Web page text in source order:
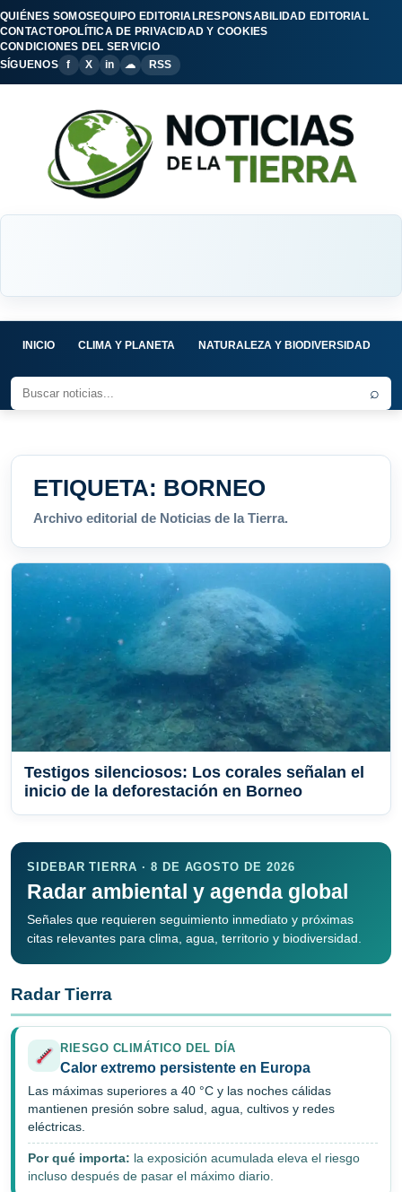
QUIÉNES SOMOSEQUIPO EDITORIALRESPONSABILIDAD EDITORIAL
CONTACTOPOLÍTICA DE PRIVACIDAD Y COOKIES
CONDICIONES DEL SERVICIO
SÍGUENOS
f X in ☁ RSS
INICIO CLIMA Y PLANETA NATURALEZA Y BIODIVERSIDAD
⌕
ETIQUETA: BORNEO
Archivo editorial de Noticias de la Tierra.
Testigos silenciosos: Los corales señalan el
inicio de la deforestación en Borneo
SIDEBAR TIERRA · 8 DE AGOSTO DE 2026
Radar ambiental y agenda global
Señales que requieren seguimiento inmediato y próximas
citas relevantes para clima, agua, territorio y biodiversidad.
Radar Tierra
RIESGO CLIMÁTICO DEL DÍA
Calor extremo persistente en Europa
Las máximas superiores a 40 °C y las noches cálidas
mantienen presión sobre salud, agua, cultivos y redes
eléctricas.
Por qué importa: la exposición acumulada eleva el riesgo
incluso después de pasar el máximo diario.